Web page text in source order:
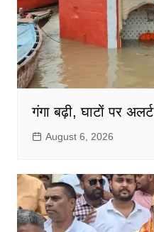
गंगा बढ़ी, घाटों पर अलर्ट
August 6, 2026